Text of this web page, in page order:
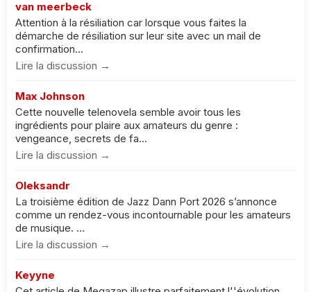
van meerbeck
Attention à la résiliation car lorsque vous faites la
démarche de résiliation sur leur site avec un mail de
confirmation...
Lire la discussion →
Max Johnson
Cette nouvelle telenovela semble avoir tous les
ingrédients pour plaire aux amateurs du genre :
vengeance, secrets de fa...
Lire la discussion →
Oleksandr
La troisième édition de Jazz Dann Port 2026 s’annonce
comme un rendez-vous incontournable pour les amateurs
de musique. ...
Lire la discussion →
Keyyne